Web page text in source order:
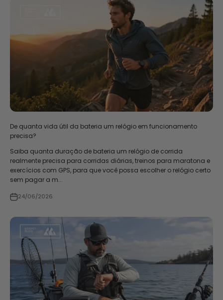
De quanta vida útil da bateria um relógio em funcionamento
precisa?
Saiba quanta duração de bateria um relógio de corrida
realmente precisa para corridas diárias, treinos para maratona e
exercícios com GPS, para que você possa escolher o relógio certo
sem pagar a m...
24/06/2026